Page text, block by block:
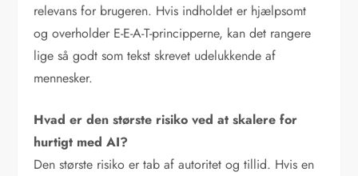
relevans for brugeren. Hvis indholdet er hjælpsomt
og overholder E-E-A-T-principperne, kan det rangere
lige så godt som tekst skrevet udelukkende af
mennesker.
Hvad er den største risiko ved at skalere for
hurtigt med AI?
Den største risiko er tab af autoritet og tillid. Hvis en